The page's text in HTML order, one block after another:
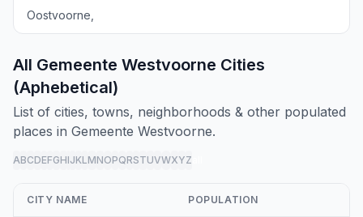
Oostvoorne,
All Gemeente Westvoorne Cities
(Aphebetical)
List of cities, towns, neighborhoods & other populated
places in Gemeente Westvoorne.
ABCDEFGHIJKLMNOPQRSTUVWXYZ
CITY NAME POPULATION